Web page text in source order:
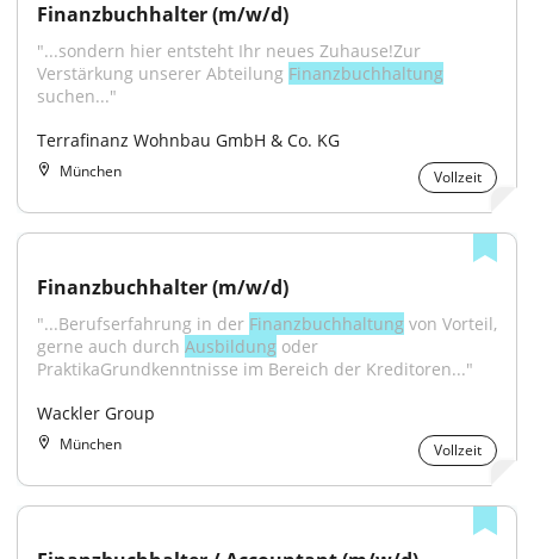
Finanzbuchhalter (m/w/d)
"...sondern hier entsteht Ihr neues Zuhause!Zur
Verstärkung unserer Abteilung Finanzbuchhaltung
suchen..."
Terrafinanz Wohnbau GmbH & Co. KG
München Vollzeit
Finanzbuchhalter (m/w/d)
"...Berufserfahrung in der Finanzbuchhaltung von Vorteil,
gerne auch durch Ausbildung oder
PraktikaGrundkenntnisse im Bereich der Kreditoren..."
Wackler Group
München Vollzeit